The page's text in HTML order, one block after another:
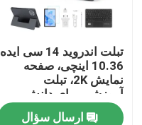
تبلت اندروید 14 سی ایده
10.36 اینچی، صفحه
نمایش 2K، تبلت
آموزشی برای دانش
آموزان R1036
ارسال سؤال